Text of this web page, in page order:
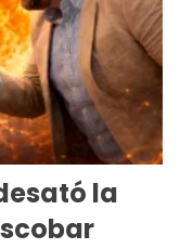
la